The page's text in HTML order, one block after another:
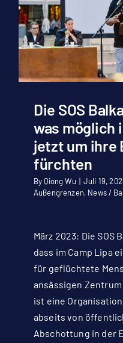
Die SOS
was möglich
jetzt um ihre
fürchten
ByQiong Wu | Juli 19,
Außengrenzen, News /
März 2023: Die SOS
dass im Camp Lipa
für geflüchtete
ansässigen Zentrum
ist eine
abseits von
Abschottung in der